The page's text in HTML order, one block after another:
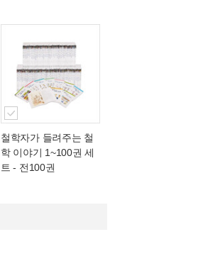
철학자가 들려주는 철
학 이야기 1~100권 세
트 - 전100권